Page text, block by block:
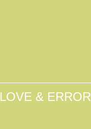
LOVE & ERROR